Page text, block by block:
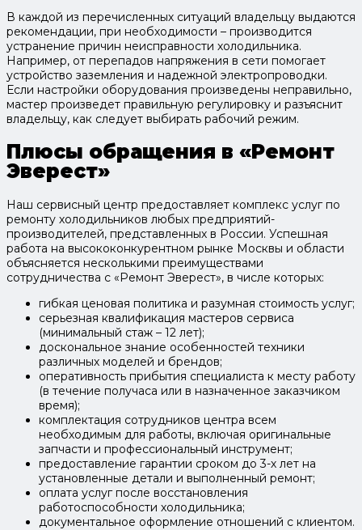
В каждой из перечисленных ситуаций владельцу выдаются
рекомендации, при необходимости – производится
устранение причин неисправности холодильника.
Например, от перепадов напряжения в сети помогает
устройство заземления и надежной электропроводки.
Если настройки оборудования произведены неправильно,
мастер произведет правильную регулировку и разъяснит
владельцу, как следует выбирать рабочий режим.
Плюсы обращения в «Ремонт
Эверест»
Наш сервисный центр предоставляет комплекс услуг по
ремонту холодильников любых предприятий-
производителей, представленных в России. Успешная
работа на высококонкурентном рынке Москвы и области
объясняется несколькими преимуществами
сотрудничества с «Ремонт Эверест», в числе которых:
гибкая ценовая политика и разумная стоимость услуг;
серьезная квалификация мастеров сервиса
(минимальный стаж – 12 лет);
доскональное знание особенностей техники
различных моделей и брендов;
оперативность прибытия специалиста к месту работу
(в течение получаса или в назначенное заказчиком
время);
комплектация сотрудников центра всем
необходимым для работы, включая оригинальные
запчасти и профессиональный инструмент;
предоставление гарантии сроком до 3-х лет на
установленные детали и выполненный ремонт;
оплата услуг после восстановления
работоспособности холодильника;
документальное оформление отношений с клиентом.